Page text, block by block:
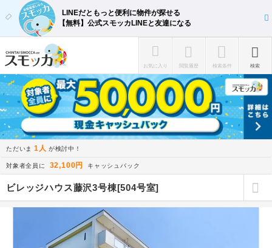
LINEだともっと便利に物件が探せる
【無料】公式スモッカLINEと友達になる
お気に入り 閲覧履歴 検索条件 検索
ただいま 1人 が検討中！
対象者全員に 32,100円 キャッシュバック
ビレッジハウス藤沢3号棟[504号室]